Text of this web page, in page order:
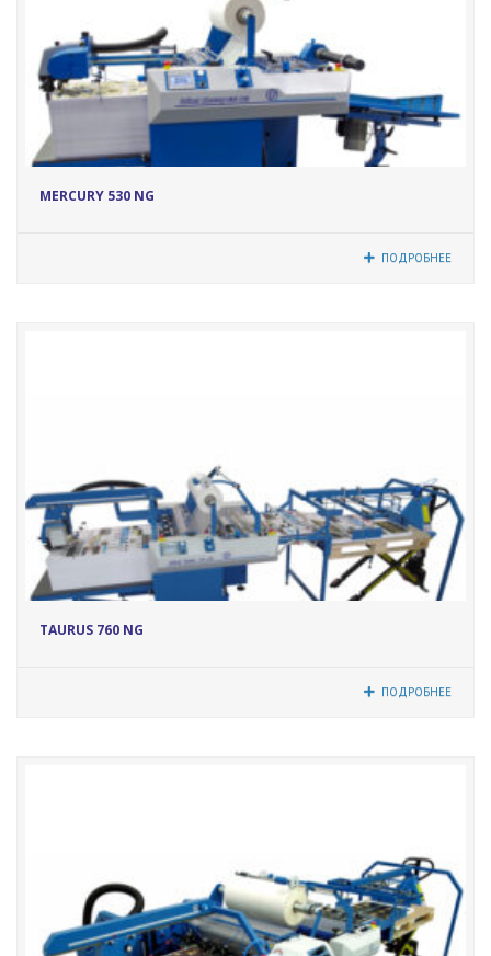
MERCURY 530 NG
ПОДРОБНЕЕ
TAURUS 760 NG
ПОДРОБНЕЕ